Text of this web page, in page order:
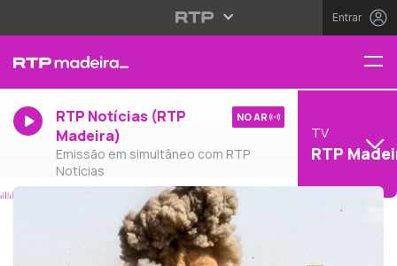
Entrar
RTP Notícias (RTP
Madeira)
Emissão em simultâneo com RTP
Notícias
NO AR
TV
RTP